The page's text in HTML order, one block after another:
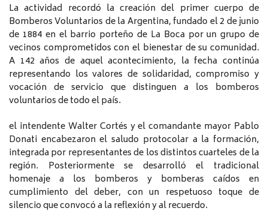
La actividad recordó la creación del primer cuerpo de
Bomberos Voluntarios de la Argentina, fundado el 2 de junio
de 1884 en el barrio porteño de La Boca por un grupo de
vecinos comprometidos con el bienestar de su comunidad.
A 142 años de aquel acontecimiento, la fecha continúa
representando los valores de solidaridad, compromiso y
vocación de servicio que distinguen a los bomberos
voluntarios de todo el país.
el intendente Walter Cortés y el comandante mayor Pablo
Donati encabezaron el saludo protocolar a la formación,
integrada por representantes de los distintos cuarteles de la
región. Posteriormente se desarrolló el tradicional
homenaje a los bomberos y bomberas caídos en
cumplimiento del deber, con un respetuoso toque de
silencio que convocó a la reflexión y al recuerdo.